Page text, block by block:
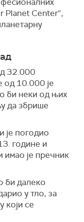
Planet Center“,
32.000
од 10.000 је
би неки од њих
да збрише
је погодио
године и
је пречник
би далеко
у тло, за
који се